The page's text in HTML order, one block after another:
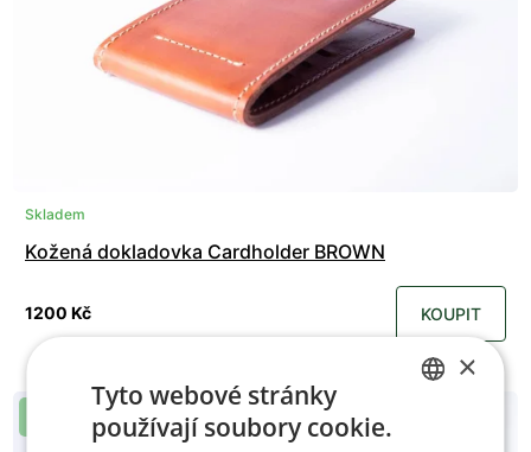
Skladem
Kožená dokladovka Cardholder BROWN
1200 Kč KOUPIT
×
Tyto webové stránky
používají soubory cookie.